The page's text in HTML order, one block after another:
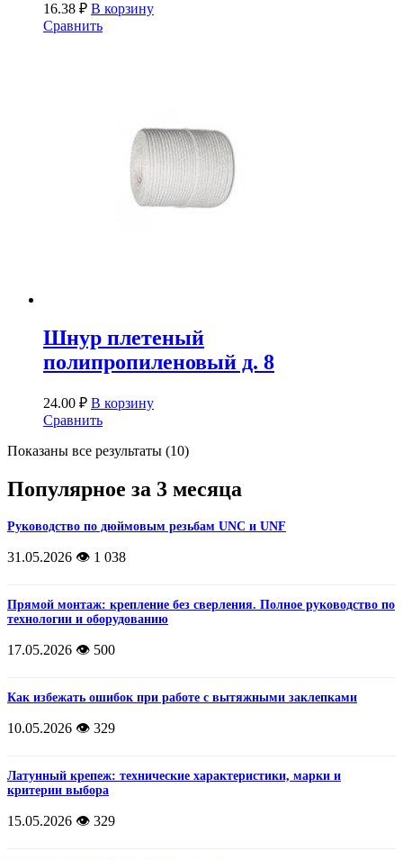
16.38 ₽ В корзину
Сравнить
Шнур плетеный
полипропиленовый д. 8
24.00 ₽ В корзину
Сравнить
Показаны все результаты (10)
Популярное за 3 месяца
Руководство по дюймовым резьбам UNC и UNF
31.05.2026 👁️ 1 038
Прямой монтаж: крепление без сверления. Полное руководство по
технологии и оборудованию
17.05.2026 👁️ 500
Как избежать ошибок при работе с вытяжными заклепками
10.05.2026 👁️ 329
Латунный крепеж: технические характеристики, марки и
критерии выбора
15.05.2026 👁️ 329